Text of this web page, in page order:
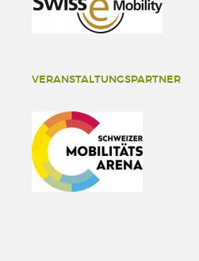
VERANSTALTUNGSPARTNER